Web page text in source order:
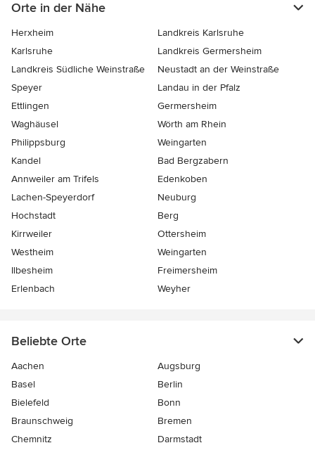
Orte in der Nähe
Herxheim
Landkreis Karlsruhe
Karlsruhe
Landkreis Germersheim
Landkreis Südliche Weinstraße
Neustadt an der Weinstraße
Speyer
Landau in der Pfalz
Ettlingen
Germersheim
Waghäusel
Wörth am Rhein
Philippsburg
Weingarten
Kandel
Bad Bergzabern
Annweiler am Trifels
Edenkoben
Lachen-Speyerdorf
Neuburg
Hochstadt
Berg
Kirrweiler
Ottersheim
Westheim
Weingarten
Ilbesheim
Freimersheim
Erlenbach
Weyher
Beliebte Orte
Aachen
Augsburg
Basel
Berlin
Bielefeld
Bonn
Braunschweig
Bremen
Chemnitz
Darmstadt